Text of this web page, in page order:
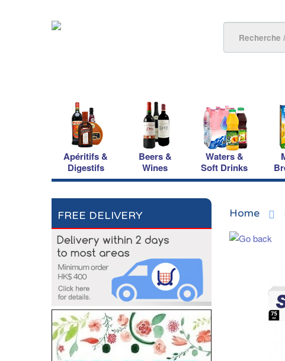
Apéritifs &
Digestifs
Beers &
Wines
Waters &
Soft Drinks
FREE DELIVERY Home